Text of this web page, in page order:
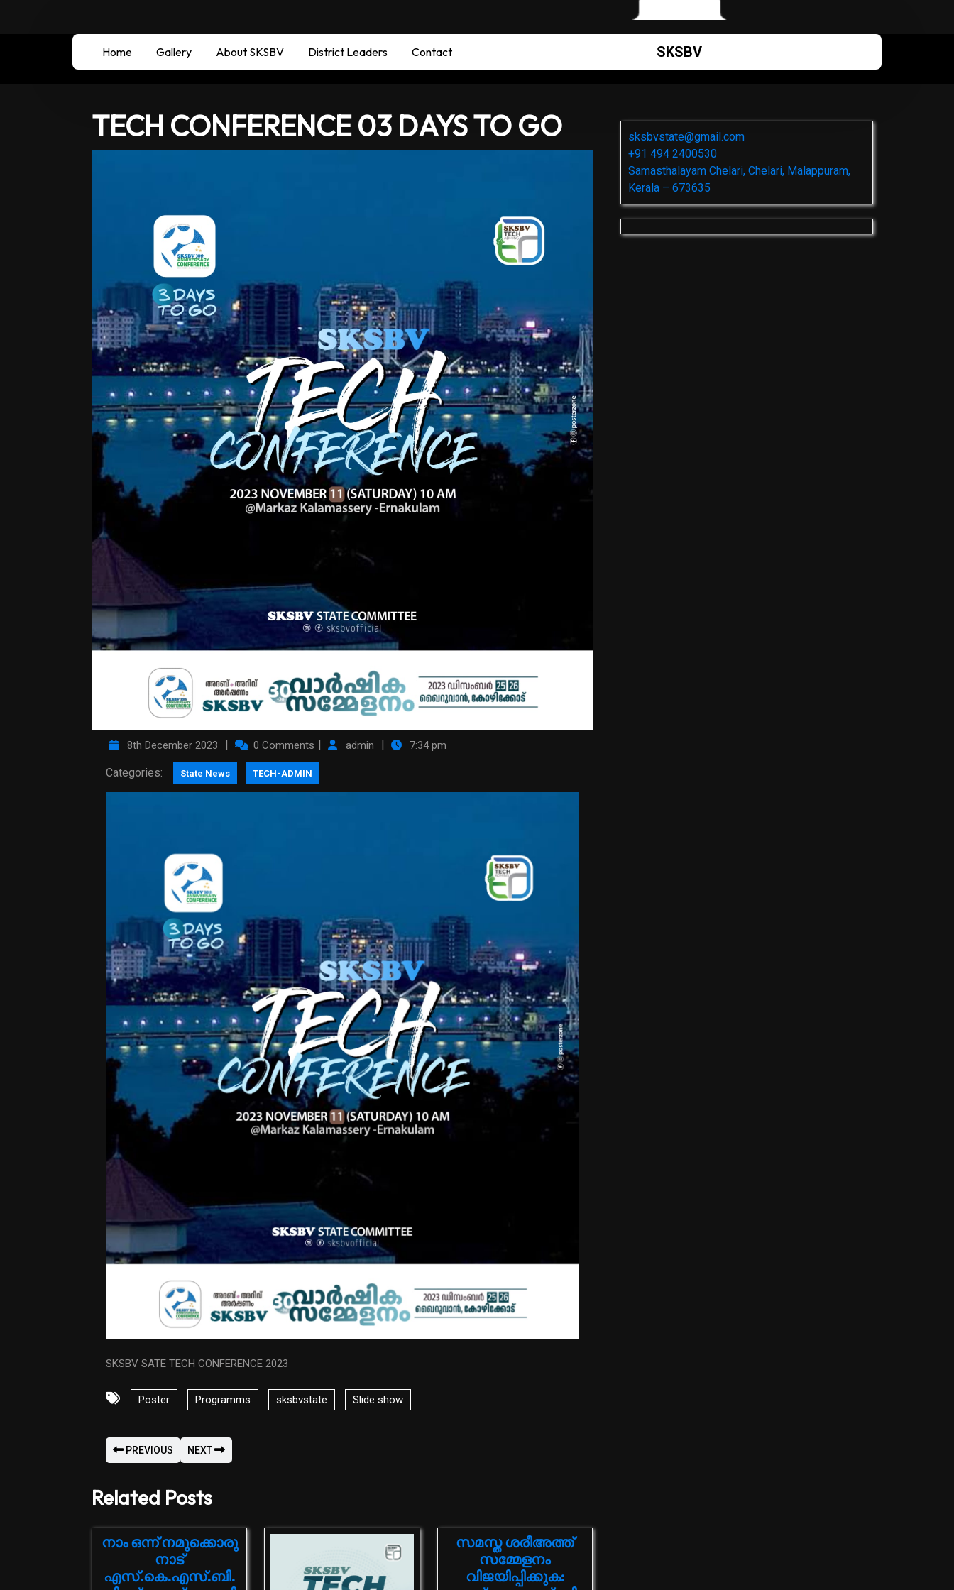
Home Gallery About SKSBV District Leaders Contact SKSBV
TECH CONFERENCE 03 DAYS TO GO
8th December 2023 | 0 Comments | admin | 7:34 pm
Categories: State News TECH-ADMIN
SKSBV SATE TECH CONFERENCE 2023
Poster Programms sksbvstate Slide show
PREVIOUS NEXT
Related Posts
നാം ഒന്ന് നമുക്കൊരു
നാട്
എസ്.കെ.എസ്.ബി.
സമസ്ത ശരീഅത്ത്
സമ്മേളനം
വിജയിപ്പിക്കുക:
sksbvstate@gmail.com
+91 494 2400530
Samasthalayam Chelari, Chelari, Malappuram,
Kerala – 673635